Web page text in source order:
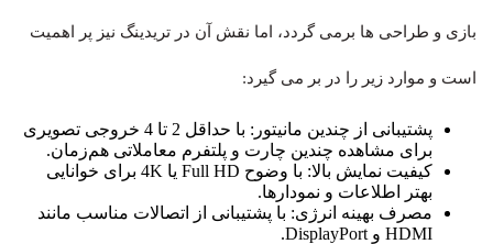
بازی و طراحی ها برمی گردد، اما نقش آن در تریدینگ نیز پر اهمیت
است و موارد زیر را در بر می گیرد:
پشتیبانی از چندین مانیتور: با حداقل 2 تا 4 خروجی تصویری
برای مشاهده چندین چارت و پلتفرم معاملاتی هم‌زمان.
کیفیت نمایش بالا: با وضوح Full HD یا 4K برای خوانایی
بهتر اطلاعات و نمودارها.
مصرف بهینه انرژی: با پشتیبانی از اتصالات مناسب مانند
HDMI و DisplayPort.